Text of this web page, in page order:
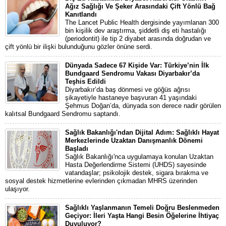
Ağız Sağlığı Ve Şeker Arasındaki Çift Yönlü Bağ
Kanıtlandı
The Lancet Public Health dergisinde yayımlanan 300
bin kişilik dev araştırma, şiddetli diş eti hastalığı
(periodontit) ile tip 2 diyabet arasında doğrudan ve
çift yönlü bir ilişki bulunduğunu gözler önüne serdi.
Dünyada Sadece 67 Kişide Var: Türkiye’nin İlk
Bundgaard Sendromu Vakası Diyarbakır’da
Teşhis Edildi
Diyarbakır’da baş dönmesi ve göğüs ağrısı
şikayetiyle hastaneye başvuran 41 yaşındaki
Şehmus Doğan’da, dünyada son derece nadir görülen
kalıtsal Bundgaard Sendromu saptandı.
Sağlık Bakanlığı'ndan Dijital Adım: Sağlıklı Hayat
Merkezlerinde Uzaktan Danışmanlık Dönemi
Başladı
Sağlık Bakanlığı'nca uygulamaya konulan Uzaktan
Hasta Değerlendirme Sistemi (UHDS) sayesinde
vatandaşlar; psikolojik destek, sigara bırakma ve
sosyal destek hizmetlerine evlerinden çıkmadan MHRS üzerinden
ulaşıyor.
Sağlıklı Yaşlanmanın Temeli Doğru Beslenmeden
Geçiyor: İleri Yaşta Hangi Besin Öğelerine İhtiyaç
Duyuluyor?